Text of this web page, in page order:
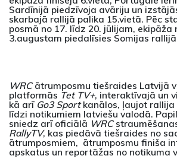
Sardīnijā piedzīvoja avāriju un
skarbajā rallijā palika 15.vietā. Pēc
posmā no 17. līdz 20. jūlijam, ekipāža
3.augustam piedalīsies Somijas
WRCātrumposmu tiešraides Latvijā
platformās Tet TV+, interaktīvajā un
kā arī Go3 Sportkanālos, ļaujot
līdzi notikumiem latviešu valodā.
sniedz arī oficiālā WRC
RallyTV, kas piedāvā tiešraides no
ātrumposmiem, ātrumposmu finiša
apskatus un reportāžas no notikuma